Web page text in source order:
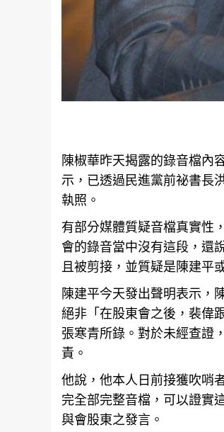
陳椒華昨天揭露的錄音檔內
示，已透過民進黨前祕書長
執照。
有部分媒體質疑音檔真實性
會的錄音當中沒有這段，還
且被剪接，並質疑是陳建平
陳建平今天發出聲明表示，
絕非「在股東會之後，裴偉
張寒青所錄。對於未經查證
責。
他說，他本人日前接獲吹哨
完全部完整音檔，可以證實
與會股東之發言。